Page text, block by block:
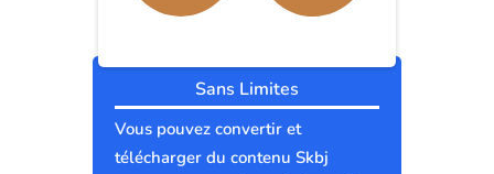
Sans Limites
Vous pouvez convertir et
télécharger du contenu Skbj